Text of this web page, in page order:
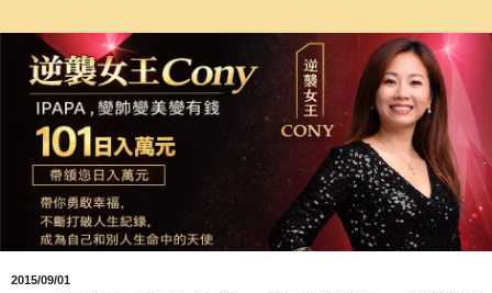
2015/09/01